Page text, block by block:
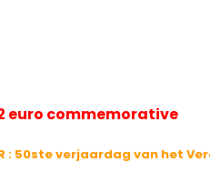
euro commemorative
: 50ste verjaardag van het